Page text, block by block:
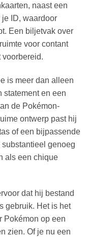
naast een
ID, waardoor
Een biljetvak over
voor contant
voorbereid.
is meer dan alleen
statement en een
de Pokémon-
ontwerp past hij
of een bijpassende
genoeg
als een chique
dat hij bestand
gebruik. Het is het
Pokémon op een
zien. Of je nu een